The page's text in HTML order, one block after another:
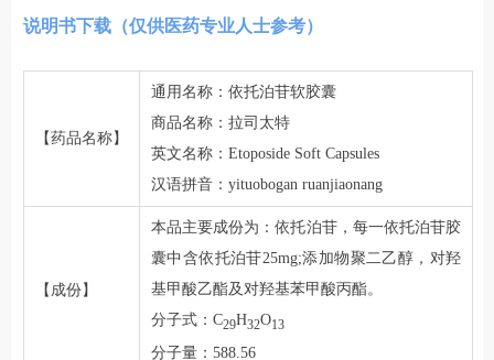
说明书下载（仅供医药专业人士参考）
【药品名称】
通用名称：依托泊苷软胶囊
商品名称：拉司太特
英文名称：Etoposide Soft Capsules
汉语拼音：yituobogan ruanjiaonang
【成份】
本品主要成份为：依托泊苷，每一依托泊苷胶
囊中含依托泊苷25mg;添加物聚二乙醇，对羟
基甲酸乙酯及对羟基苯甲酸丙酯。
分子式：C29H32O13
分子量：588.56